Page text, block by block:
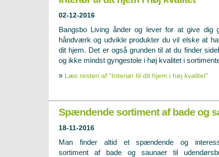
02-12-2016
Bangsbo Living ånder og lever for at give dig
håndværk og udvikle produkter du vil elske at
dit hjem. Det er også grunden til at du finder
og ikke mindst gyngestole i høj kvalitet i
» Læs resten af "Interiør til dit hjem i høj kvalitet"
Spændende sortiment af bade og
18-11-2016
Man finder altid et spændende og
sortiment af bade og saunaer til